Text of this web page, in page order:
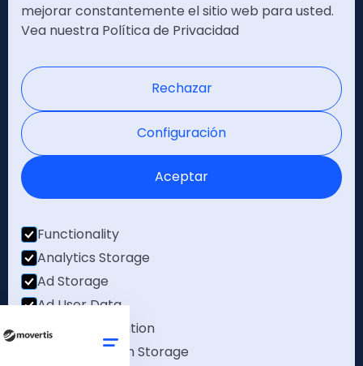
Política de privacidad
Nota legal
Certificaciones
mejorar constantemente el sitio web para usted.
Vea nuestra Política de Privacidad
Rechazar
Configuración
Aceptar
Functionality
Analytics Storage
Ad Storage
Ad User Data
Ad Personalisation
Personalization Storage